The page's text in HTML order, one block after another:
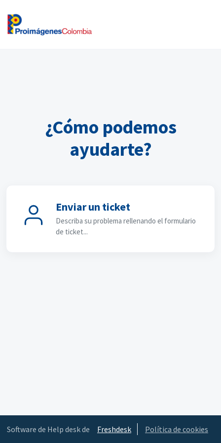
¿Cómo podemos
ayudarte?
Enviar un ticket
Describa su problema rellenando el formulario
de ticket...
Software de Help desk de Freshdesk Política de cookies